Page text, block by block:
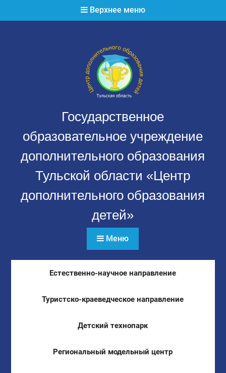
Верхнее меню
Государственное
образовательное учреждение
дополнительного образования
Тульской области «Центр
дополнительного образования
детей»
Меню
Естественно-научное направление
Туристско-краеведческое направление
Детский технопарк
Региональный модельный центр